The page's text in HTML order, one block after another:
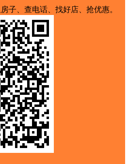
子、查电话、找好店、抢优惠。